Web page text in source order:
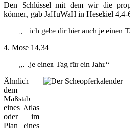
Den Schlüssel mit dem wir die
können, gab JaHuWaH in Hesekiel 4,4-
„…ich gebe dir hier auch je einen
4. Mose 14,34
„…je einen Tag für ein Jahr.“
Ähnlich
dem
Maßstab
eines Atlas
oder im
Plan eines